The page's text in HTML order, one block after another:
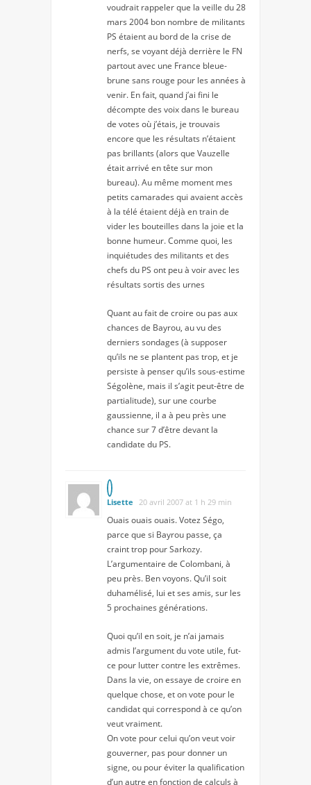
voudrait rappeler que la veille du 28
mars 2004 bon nombre de militants
PS étaient au bord de la crise de
nerfs, se voyant déjà derrière le FN
partout avec une France bleue-
brune sans rouge pour les années à
venir. En fait, quand j’ai fini le
décompte des voix dans le bureau
de votes où j’étais, je trouvais
encore que les résultats n’étaient
pas brillants (alors que Vauzelle
était arrivé en tête sur mon
bureau). Au même moment mes
petits camarades qui avaient accès
à la télé étaient déjà en train de
vider les bouteilles dans la joie et la
bonne humeur. Comme quoi, les
inquiétudes des militants et des
chefs du PS ont peu à voir avec les
résultats sortis des urnes
Quant au fait de croire ou pas aux
chances de Bayrou, au vu des
derniers sondages (à supposer
qu’ils ne se plantent pas trop, et je
persiste à penser qu’ils sous-estime
Ségolène, mais il s’agit peut-être de
partialitude), sur une courbe
gaussienne, il a à peu près une
chance sur 7 d’être devant la
candidate du PS.
Lisette 20 avril 2007 at 1 h 29 min
Ouais ouais ouais. Votez Ségo,
parce que si Bayrou passe, ça
craint trop pour Sarkozy.
L’argumentaire de Colombani, à
peu près. Ben voyons. Qu’il soit
duhamélisé, lui et ses amis, sur les
5 prochaines générations.
Quoi qu’il en soit, je n’ai jamais
admis l’argument du vote utile, fut-
ce pour lutter contre les extrêmes.
Dans la vie, on essaye de croire en
quelque chose, et on vote pour le
candidat qui correspond à ce qu’on
veut vraiment.
On vote pour celui qu’on veut voir
gouverner, pas pour donner un
signe, ou pour éviter la qualification
d’un autre en fonction de calculs à